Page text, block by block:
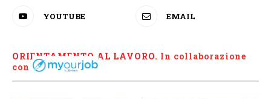
YOUTUBE EMAIL
ORIENTAMENTO AL LAVORO. In collaborazione
con